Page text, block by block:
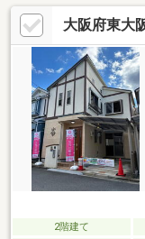
適です。◆スーパーマ
店まで約４６０ｍ、ス
ｍ、コノミヤ若江岩田
菱屋東２丁目店まで
中学校まで約７６０
保育園まで約２５０
大阪府東大
2階建て